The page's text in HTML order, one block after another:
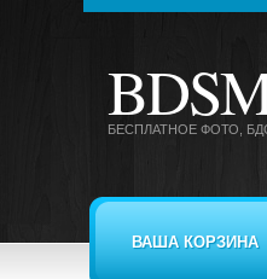
БЕСПЛАТНОЕ ФОТО,
ВАША КОРЗИНА